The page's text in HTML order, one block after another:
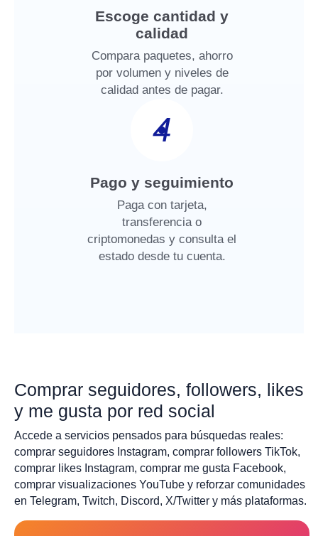
Escoge cantidad y
calidad
Compara paquetes, ahorro
por volumen y niveles de
calidad antes de pagar.
4
Pago y seguimiento
Paga con tarjeta,
transferencia o
criptomonedas y consulta el
estado desde tu cuenta.
Comprar seguidores, followers, likes
y me gusta por red social
Accede a servicios pensados para búsquedas reales:
comprar seguidores Instagram, comprar followers TikTok,
comprar likes Instagram, comprar me gusta Facebook,
comprar visualizaciones YouTube y reforzar comunidades
en Telegram, Twitch, Discord, X/Twitter y más plataformas.